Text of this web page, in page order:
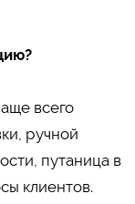
всего
ручной
путаница в
клиентов.